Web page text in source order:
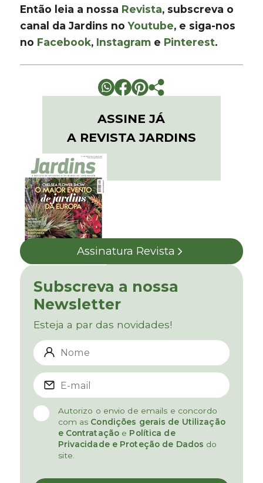
Então leia a nossa Revista, subscreva o
canal da Jardins noYoutube, e siga-nos
no Facebook, Instagram e Pinterest.
ASSINE JÁ
A REVISTA JARDINS
Assinatura Revista
Subscreva a nossa
Newsletter
Esteja a par das novidades!
Autorizo o envio de emails e concordo
com as Condições gerais de Utilização
e Contratação e Política de
Privacidade e Proteção de Dados do
site.